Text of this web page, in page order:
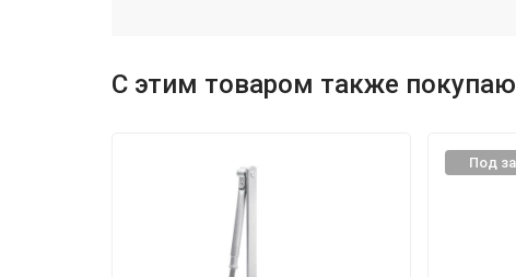
С этим товаром также
Под